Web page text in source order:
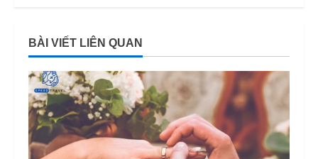
u
e
R
e
BÀI VIẾT LIÊN QUAN